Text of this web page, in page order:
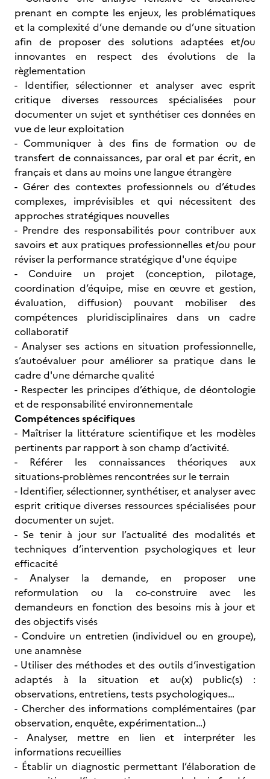
prenant en compte les enjeux, les problématiques
et la complexité d’une demande ou d’une situation
afin de proposer des solutions adaptées et/ou
innovantes en respect des évolutions de la
règlementation
- Identifier, sélectionner et analyser avec esprit
critique diverses ressources spécialisées pour
documenter un sujet et synthétiser ces données en
vue de leur exploitation
- Communiquer à des fins de formation ou de
transfert de connaissances, par oral et par écrit, en
français et dans au moins une langue étrangère
- Gérer des contextes professionnels ou d’études
complexes, imprévisibles et qui nécessitent des
approches stratégiques nouvelles
- Prendre des responsabilités pour contribuer aux
savoirs et aux pratiques professionnelles et/ou pour
réviser la performance stratégique d'une équipe
- Conduire un projet (conception, pilotage,
coordination d’équipe, mise en œuvre et gestion,
évaluation, diffusion) pouvant mobiliser des
compétences pluridisciplinaires dans un cadre
collaboratif
- Analyser ses actions en situation professionnelle,
s’autoévaluer pour améliorer sa pratique dans le
cadre d'une démarche qualité
- Respecter les principes d’éthique, de déontologie
et de responsabilité environnementale
Compétences spécifiques
- Maîtriser la littérature scientifique et les modèles
pertinents par rapport à son champ d’activité.
- Référer les connaissances théoriques aux
situations-problèmes rencontrées sur le terrain
- Identifier, sélectionner, synthétiser, et analyser avec
esprit critique diverses ressources spécialisées pour
documenter un sujet.
- Se tenir à jour sur l’actualité des modalités et
techniques d’intervention psychologiques et leur
efficacité
- Analyser la demande, en proposer une
reformulation ou la co-construire avec les
demandeurs en fonction des besoins mis à jour et
des objectifs visés
- Conduire un entretien (individuel ou en groupe),
une anamnèse
- Utiliser des méthodes et des outils d’investigation
adaptés à la situation et au(x) public(s) :
observations, entretiens, tests psychologiques…
- Chercher des informations complémentaires (par
observation, enquête, expérimentation…)
- Analyser, mettre en lien et interpréter les
informations recueillies
- Établir un diagnostic permettant l’élaboration de